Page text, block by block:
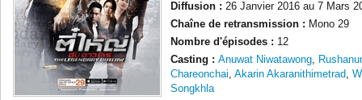
Diffusion : 26 Janvier 2016 au 7 Mars
Chaîne de retransmission : Mono 29
Nombre d'épisodes : 12
Casting : Anuwat Niwatawong,
Chareonchai, Akarin Akaranithimetrad,
Songkhla